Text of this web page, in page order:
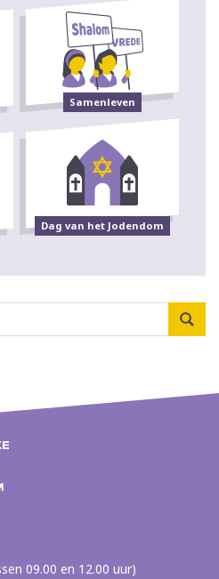
Samenleven
Dag van het Jodendom
09.00 en 12.00 uur)